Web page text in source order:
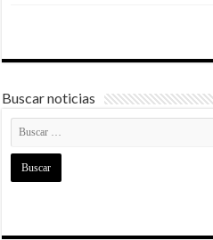
Buscar noticias